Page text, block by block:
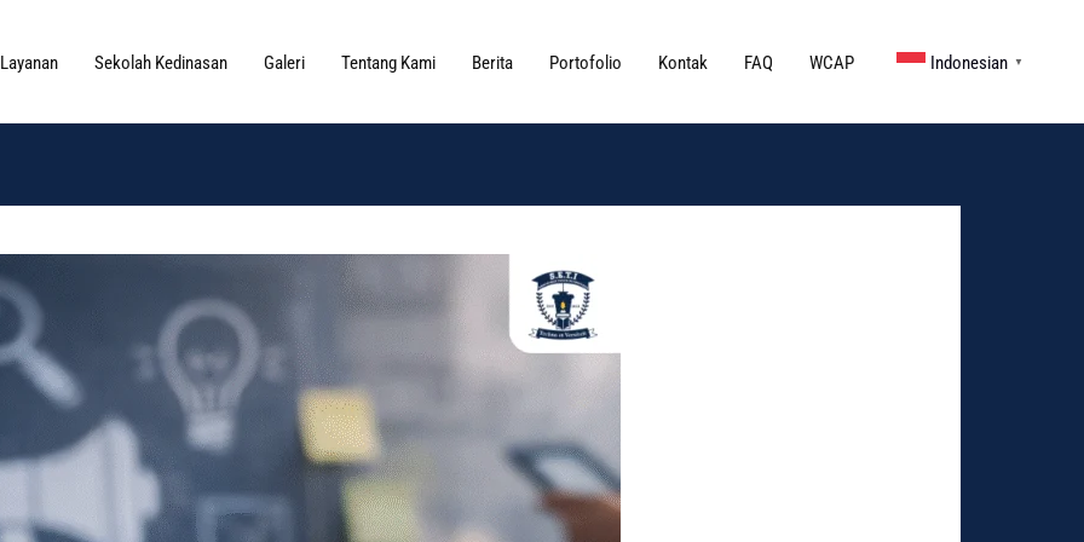
Layanan Sekolah Kedinasan Galeri Tentang Kami Berita Portofolio Kontak FAQ WCAP Indonesian ▼